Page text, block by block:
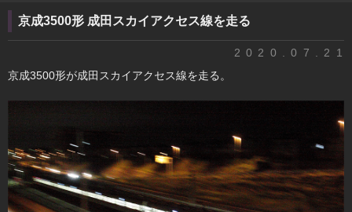
京成3500形 成田スカイアクセス線を走る
2020.07.21
京成3500形が成田スカイアクセス線を走る。